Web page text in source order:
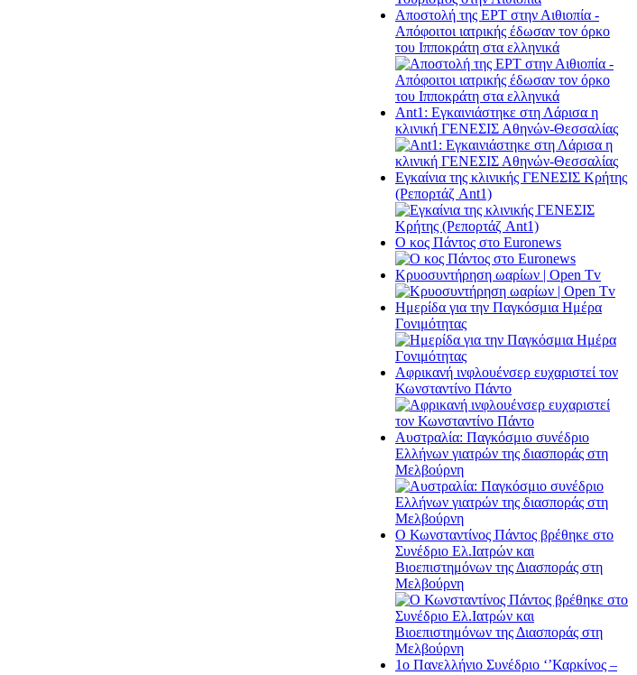
Αποστολή της ΕΡΤ στην Αιθιοπία -
Απόφοιτοι ιατρικής έδωσαν τον όρκο
του Ιπποκράτη στα ελληνικά
Ant1: Εγκαινιάστηκε στη Λάρισα η
κλινική ΓΕΝΕΣΙΣ Αθηνών-Θεσσαλίας
Εγκαίνια της κλινικής ΓΕΝΕΣΙΣ Κρήτης
(Ρεπορτάζ Ant1)
Ο κος Πάντος στο Euronews
Κρυοσυντήρηση ωαρίων | Open Tv
Ημερίδα για την Παγκόσμια Ημέρα
Γονιμότητας
Αφρικανή ινφλουένσερ ευχαριστεί τον
Κωνσταντίνο Πάντο
Αυστραλία: Παγκόσμιο συνέδριο
Ελλήνων γιατρών της διασποράς στη
Μελβούρνη
Ο Κωνσταντίνος Πάντος βρέθηκε στο
Συνέδριο Ελ.Iατρών και
Βιοεπιστημόνων της Διασποράς στη
Μελβούρνη
1ο Πανελλήνιο Συνέδριο ‘’Καρκίνος –